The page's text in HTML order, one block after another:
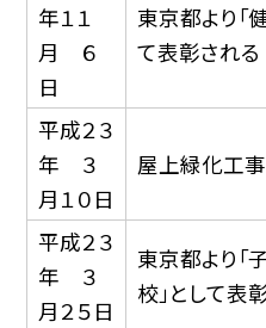
年１１
月 ６
日
東京都より「
て表彰される
平成２３
年 ３
月１０日
屋上緑化工
平成２３
年 ３
月２５日
東京都より
校」として表